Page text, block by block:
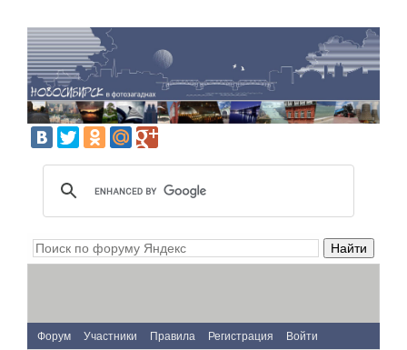
Форум Участники Правила Регистрация Войти